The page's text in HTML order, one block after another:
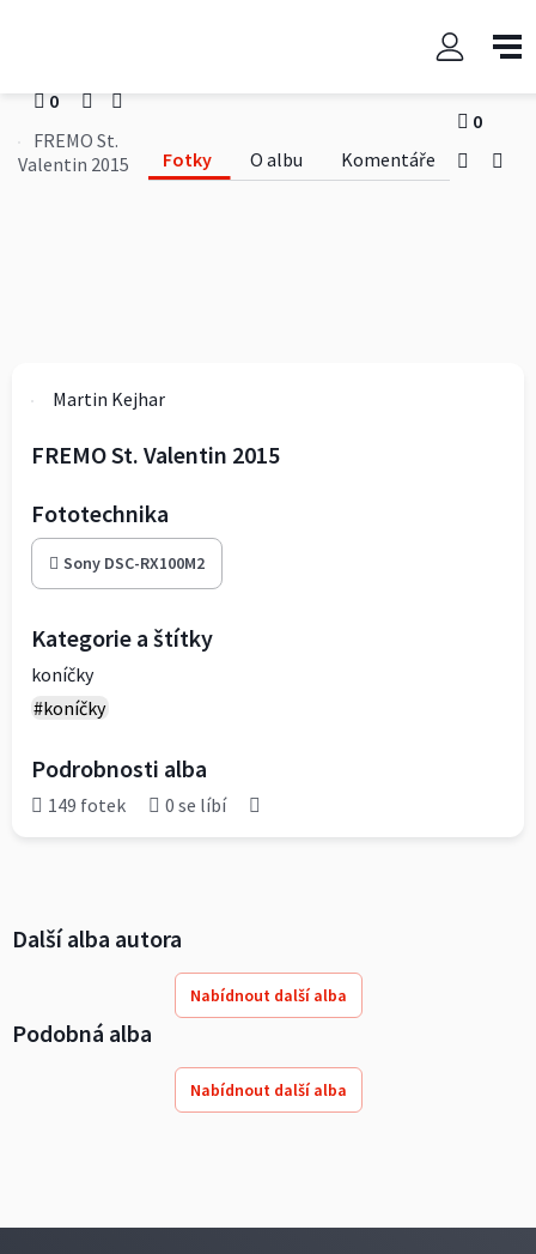
0
FREMO St.
Valentin 2015
Fotky O albu Komentáře
0
Martin Kejhar
FREMO St. Valentin 2015
Fototechnika
Sony DSC-RX100M2
Kategorie a štítky
koníčky
#koníčky
Podrobnosti alba
149 fotek 0 se líbí
Další alba autora
Nabídnout další alba
Podobná alba
Nabídnout další alba